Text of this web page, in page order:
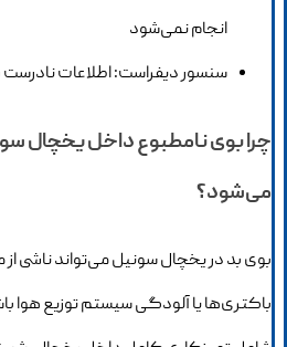
انجام نمی‌شود
سنسور دیفراست: اطلاعات نادرست
چرا بوی نامطبوع داخل یخچال
می‌شود؟
بوی بد در یخچال سونیل می‌تواند ناشی از
باکتری‌ها یا آلودگی سیستم توزیع هوا